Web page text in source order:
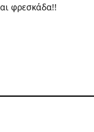
φρεσκάδα!!